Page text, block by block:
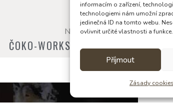
informacím o zařízení,
technologiemi nám umožní
jedinečná ID na tomto webu.
ovlivnit určité vlastnosti a funkce.
Příjmout
Zásady cookies
NOVĚJŠÍ
ČOKO-WORKSHOPY